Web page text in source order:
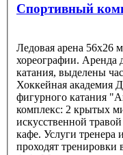
Спортивный
Ледовая арена 56х26
хореографии. Аренда
катания, выделены
Хоккейная академия
фигурного катания
комплекс: 2 крытых
искусственной
кафе. Услуги тренера
проходят тренировки